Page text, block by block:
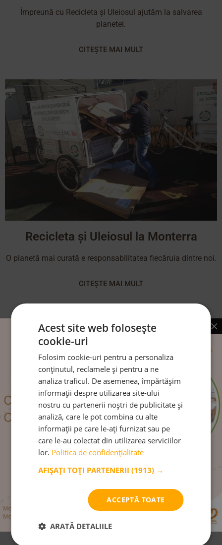
Împreună cu Recicleta și Uleiosul ajutăm la salvarea
planetei.
CITEȘTE MAI MULT
Recicleta și Uleiosul la Monterra
O planetă mai curată e responsabilitatea fiecăruia dintre noi.
CITEȘTE MAI MULT
Acest site web folosește
cookie-uri
Folosim cookie-uri pentru a personaliza
conținutul, reclamele și pentru a ne
analiza traficul. De asemenea, împărtășim
informații despre utilizarea site-ului
nostru cu partenerii noștri de publicitate și
analiză, care le pot combina cu alte
informații pe care le-ați furnizat sau pe
care le-au colectat din utilizarea serviciilor
lor. Politica de confidențialitate
AFIȘAȚI TOȚI PARTENERII(1913) →
ACCEPTĂ TOATE
ARATĂ DETALIILE